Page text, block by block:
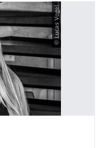
© Lucas Vogel